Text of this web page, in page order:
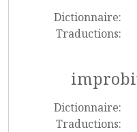
Dictionnaire:
Traductions:
Dictionnaire:
Traductions: